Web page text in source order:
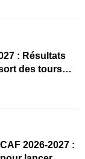
: Résultats
des tours
2026-2027 :